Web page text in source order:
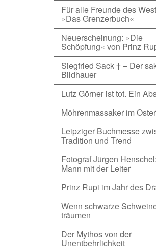
Für alle Freunde des
»Das Grenzerbuch«
Neuerscheinung: »Die
Schöpfung« von Prinz
Siegfried Sack † – Der
Bildhauer
Lutz Görner ist tot. Ein
Möhrenmassaker im
Leipziger Buchmesse
Tradition und Trend
Fotograf Jürgen
Mann mit der Leiter
Prinz Rupi im Jahr des
Wenn schwarze
träumen
Der Mythos von der
Unentbehrlichkeit